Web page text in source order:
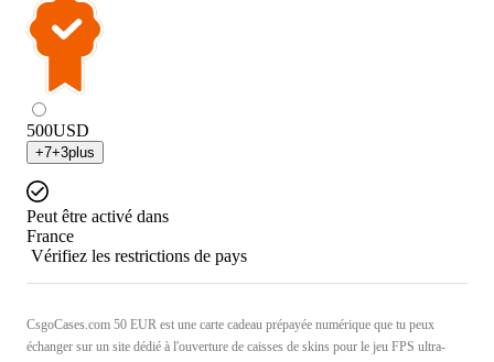
500USD
+7+3plus
Peut être activé dans
France
Vérifiez les restrictions de pays
CsgoCases.com 50 EUR est une carte cadeau prépayée numérique que tu peux
échanger sur un site dédié à l'ouverture de caisses de skins pour le jeu FPS ultra-